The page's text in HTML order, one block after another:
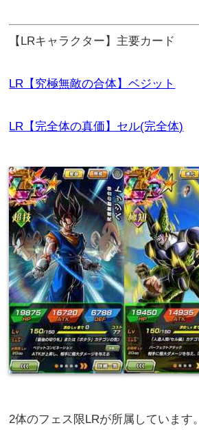
【LRキャラクター】主要カード
LR【究極無敵の合体】ベジット
LR【完全体の真価】セル(完全体)
2体のフェス限LRが所属しています。